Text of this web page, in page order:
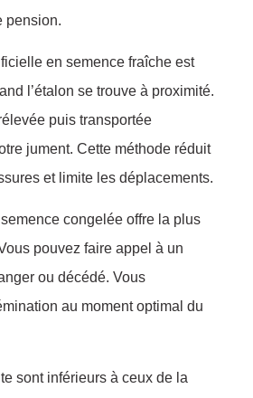
pension.
en semence fraîche est
l’étalon se trouve à proximité.
puis transportée
jument. Cette méthode réduit
et limite les déplacements.
congelée offre la plus
pouvez faire appel à un
ou décédé. Vous
au moment optimal du
sont inférieurs à ceux de la